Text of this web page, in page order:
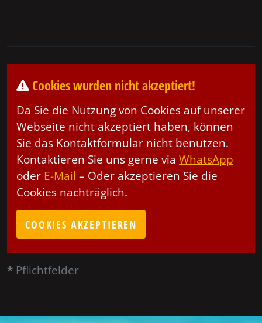
Cookies wurden nicht akzeptiert!
Da Sie die Nutzung von Cookies auf unserer
Webseite nicht akzeptiert haben, können
Sie das Kontaktformular nicht benutzen.
Kontaktieren Sie uns gerne via WhatsApp
oder E-Mail – Oder akzeptieren Sie die
Cookies nachträglich.
COOKIES AKZEPTIEREN
* Pflichtfelder